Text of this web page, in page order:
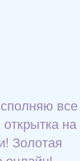
все
на
Золотая